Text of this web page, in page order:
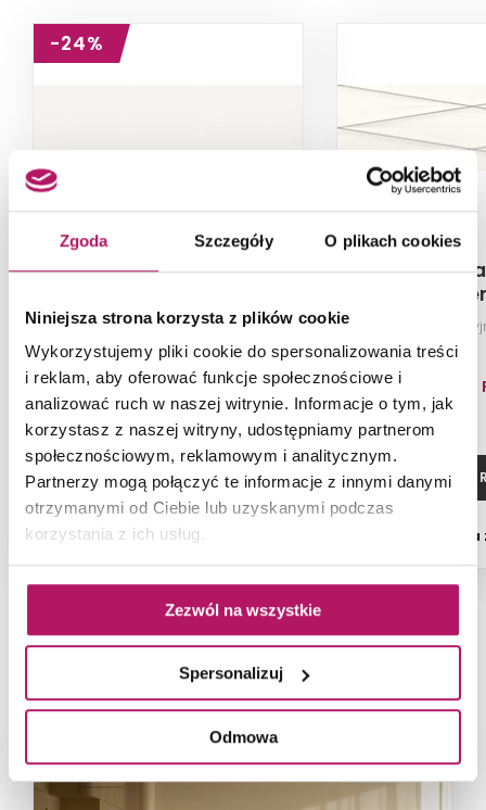
Zgoda Szczegóły O plikach cookies
Niniejsza strona korzysta z plików cookie
Wykorzystujemy pliki cookie do spersonalizowania treści
i reklam, aby oferować funkcje społecznościowe i
analizować ruch w naszej witrynie. Informacje o tym, jak
korzystasz z naszej witryny, udostępniamy partnerom
społecznościowym, reklamowym i analitycznym.
Partnerzy mogą połączyć te informacje z innymi danymi
otrzymanymi od Ciebie lub uzyskanymi podczas
korzystania z ich usług.
Zezwól na wszystkie
Spersonalizuj
Odmowa
-24%
Cersanit Ps700 Bianca
Płytka ścienna, 24x74 cm
97,70 PLN
-24% od 129,30 PLN najniższa cena
ZOBACZ PRODUKT
Dostępność: na zamówienie
Cersanit
Silver
Płytka
99,80
ZOBACZ
NAJNOWSZE ARTYKUŁY